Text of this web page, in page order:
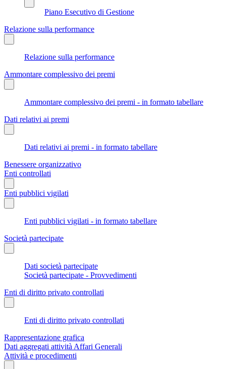
Piano Esecutivo di Gestione
Relazione sulla performance
Relazione sulla performance
Ammontare complessivo dei premi
Ammontare complessivo dei premi - in formato tabellare
Dati relativi ai premi
Dati relativi ai premi - in formato tabellare
Benessere organizzativo
Enti controllati
Enti pubblici vigilati
Enti pubblici vigilati - in formato tabellare
Società partecipate
Dati società partecipate
Società partecipate - Provvedimenti
Enti di diritto privato controllati
Enti di diritto privato controllati
Rappresentazione grafica
Dati aggregati attività Affari Generali
Attività e procedimenti